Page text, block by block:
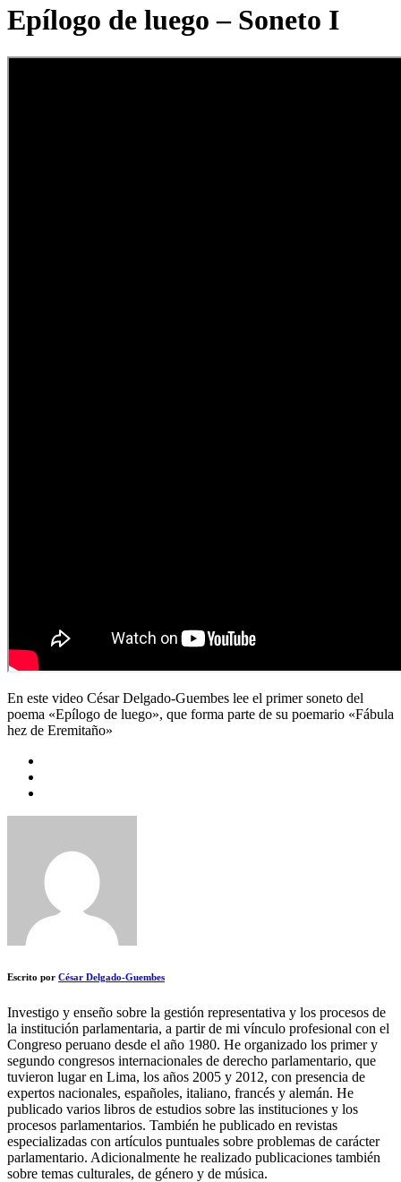
Epílogo de luego – Soneto I
En este video César Delgado-Guembes lee el primer soneto del
poema «Epílogo de luego», que forma parte de su poemario «Fábula
hez de Eremitaño»
Escrito por César Delgado-Guembes
Investigo y enseño sobre la gestión representativa y los procesos de
la institución parlamentaria, a partir de mi vínculo profesional con el
Congreso peruano desde el año 1980. He organizado los primer y
segundo congresos internacionales de derecho parlamentario, que
tuvieron lugar en Lima, los años 2005 y 2012, con presencia de
expertos nacionales, españoles, italiano, francés y alemán. He
publicado varios libros de estudios sobre las instituciones y los
procesos parlamentarios. También he publicado en revistas
especializadas con artículos puntuales sobre problemas de carácter
parlamentario. Adicionalmente he realizado publicaciones también
sobre temas culturales, de género y de música.